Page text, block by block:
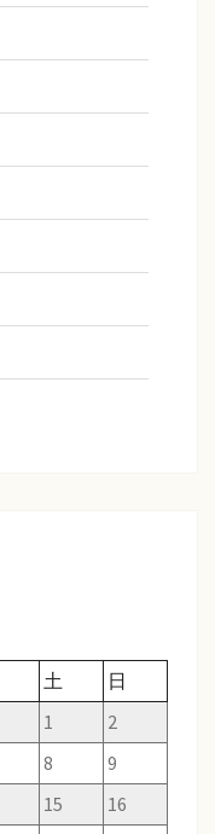
土
日
1
2
8
9
15
16